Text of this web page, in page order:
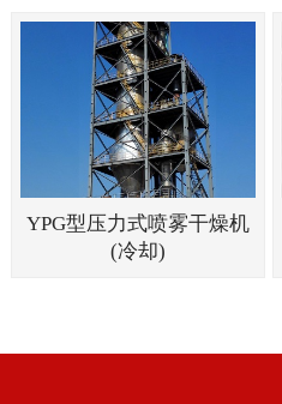
YPG型压力式喷雾干燥机
(冷却)